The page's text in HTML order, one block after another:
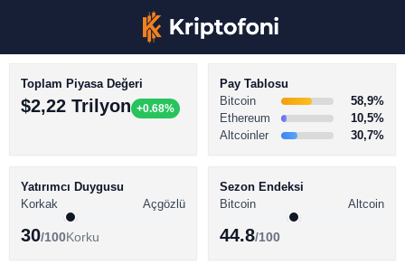
BİTCOİN HABERLERİ
ALTCOİN HABERLERİ
Toplam Piyasa Değeri
$2,22 Trilyon +0.68%
Pay Tablosu
Bitcoin
58,9%
Ethereum
10,5%
Altcoinler
30,7%
Yatırımcı Duygusu
Korkak
Açgözlü
30/100Korku
Sezon Endeksi
Bitcoin
Altcoin
44.8/100